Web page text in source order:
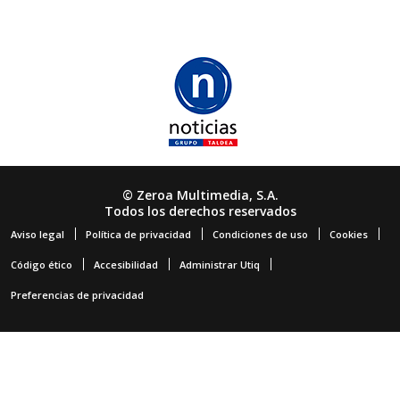
© Zeroa Multimedia, S.A.
Todos los derechos reservados
Aviso legal Política de privacidad Condiciones de uso Cookies
Código ético Accesibilidad Administrar Utiq
Preferencias de privacidad